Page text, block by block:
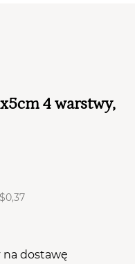
4 warstwy,
$0,37
na dostawę